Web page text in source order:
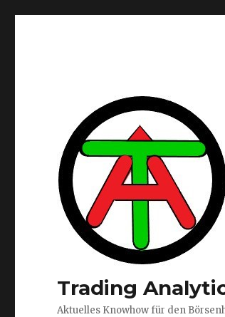
Trading
Aktuelles Knowhow für den